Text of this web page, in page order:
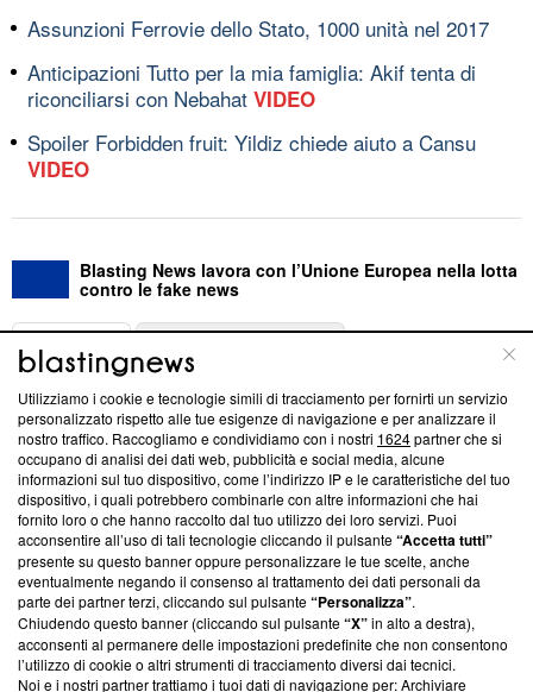
Assunzioni Ferrovie dello Stato, 1000 unità nel 2017
Anticipazioni Tutto per la mia famiglia: Akif tenta di
riconciliarsi con Nebahat VIDEO
Spoiler Forbidden fruit: Yildiz chiede aiuto a Cansu
VIDEO
Blasting News lavora con l’Unione Europea nella lotta
contro le fake news
ABOUT
Questa sezione offre informazioni trasparenti su Blasting
News, sui nostri processi editoriali e su come ci impegniamo a
creare news di qualità. Inoltre, afferma la nostra aderenza a
‘Trust Project - News with Integrity’Blasting News non è
ancora membro del programma, ma ha richiesto di farne
parte; Trust Project non ha ancora effettuato una verifica di
conformità agli standard.
Su di noi
Team editoriale
Utilizziamo i cookie e tecnologie simili di tracciamento per fornirti un servizio
personalizzato rispetto alle tue esigenze di navigazione e per analizzare il
nostro traffico. Raccogliamo e condividiamo con i nostri 1624partner che si
occupano di analisi dei dati web, pubblicità e social media, alcune
informazioni sul tuo dispositivo, come l’indirizzo IP e le caratteristiche del tuo
dispositivo, i quali potrebbero combinarle con altre informazioni che hai
fornito loro o che hanno raccolto dal tuo utilizzo dei loro servizi. Puoi
acconsentire all’uso di tali tecnologie cliccando il pulsante“Accetta tutti”
presente su questo banner oppure personalizzare le tue scelte, anche
eventualmente negando il consenso al trattamento dei dati personali da
parte dei partner terzi, cliccando sul pulsante“Personalizza”.
Chiudendo questo banner (cliccando sul pulsante“X”in alto a destra),
acconsenti al permanere delle impostazioni predefinite che non consentono
l’utilizzo di cookie o altri strumenti di tracciamento diversi dai tecnici.
Noi e i nostri partner trattiamo i tuoi dati di navigazione per: Archiviare